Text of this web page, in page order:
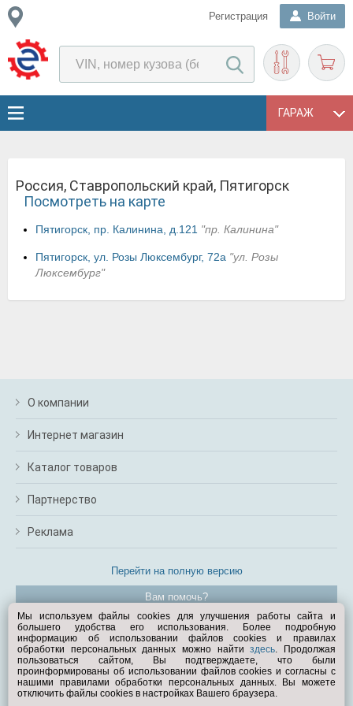
Регистрация Войти
ГАРАЖ
Россия, Ставропольский край, Пятигорск
Посмотреть на карте
Пятигорск, пр. Калинина, д.121 "пр. Калинина"
Пятигорск, ул. Розы Люксембург, 72а "ул. Розы
Люксембург"
О компании
Интернет магазин
Каталог товаров
Партнерство
Реклама
Перейти на полную версию
Вам помочь?
© Exist.ru 1998—2026
Мы используем файлы cookies для улучшения работы сайта и
большего удобства его использования. Более подробную
информацию об использовании файлов cookies и правилах
обработки персональных данных можно найтиздесь. Продолжая
пользоваться сайтом, Вы подтверждаете, что были
проинформированы об использовании файлов cookies и согласны с
нашими правилами обработки персональных данных. Вы можете
отключить файлы cookies в настройках Вашего браузера.